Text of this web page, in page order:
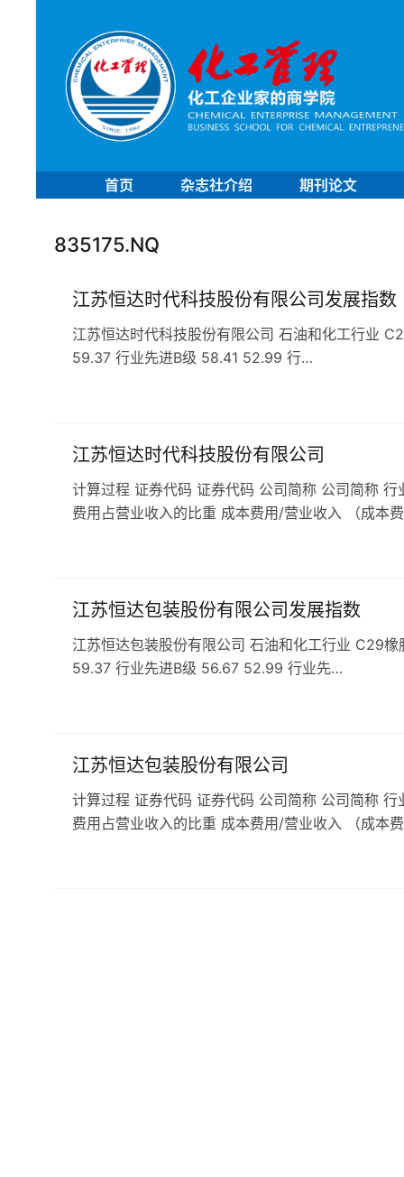
首页 杂志社介绍 期刊论文
835175.NQ
江苏恒达时代科技股份有限公司发展指数
江苏恒达时代科技股份有限公司 石油和化工行业
59.37 行业先进B级 58.41 52.99 行…
江苏恒达时代科技股份有限公司
计算过程 证券代码 证券代码 公司简称 公司简称
费用占营业收入的比重 成本费用/营业收入 （成本
江苏恒达包装股份有限公司发展指数
江苏恒达包装股份有限公司 石油和化工行业 C29
59.37 行业先进B级 56.67 52.99 行业先…
江苏恒达包装股份有限公司
计算过程 证券代码 证券代码 公司简称 公司简称
费用占营业收入的比重 成本费用/营业收入 （成本